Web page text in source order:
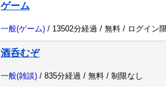
ゲーム
一般(ゲーム) / 13502分経過 / 無料 / ログイン
酒呑むぞ
一般(雑談) / 835分経過 / 無料 / 制限なし